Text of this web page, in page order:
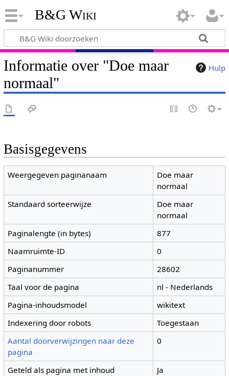
B&G Wiki
Hulp
Informatie over "Doe maar
normaal"
Basisgegevens
Weergegeven paginanaam
Doe maar
normaal
Standaard sorteerwijze
Doe maar
normaal
Paginalengte (in bytes)
877
Naamruimte-ID
0
Paginanummer
28602
Taal voor de pagina
nl - Nederlands
Pagina-inhoudsmodel
wikitext
Indexering door robots
Toegestaan
Aantal doorverwijzingen naar deze
pagina
0
Geteld als pagina met inhoud Ja